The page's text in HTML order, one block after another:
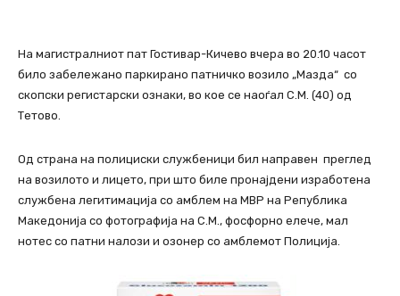
На магистралниот пат Гостивар-Кичево вчера во 20.10 часот
било забележано паркирано патничко возило „Мазда“ со
скопски регистарски ознаки, во кое се наоѓал С.М. (40) од
Тетово.
Од страна на полициски службеници бил направен преглед
на возилото и лицето, при што биле пронајдени изработена
службена легитимација со амблем на МВР на Република
Македонија со фотографија на С.М., фосфорно елече, мал
нотес со патни налози и озонер со амблемот Полиција.